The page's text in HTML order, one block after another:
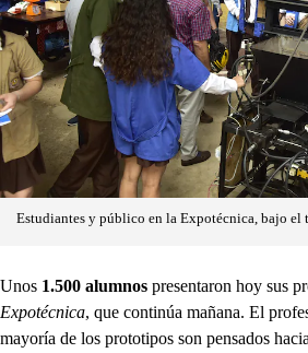
Estudiantes y público en la Expotécnica, bajo el
Unos 1.500 alumnos presentaron hoy sus
Expotécnica, que continúa mañana. El
mayoría de los prototipos son pensados